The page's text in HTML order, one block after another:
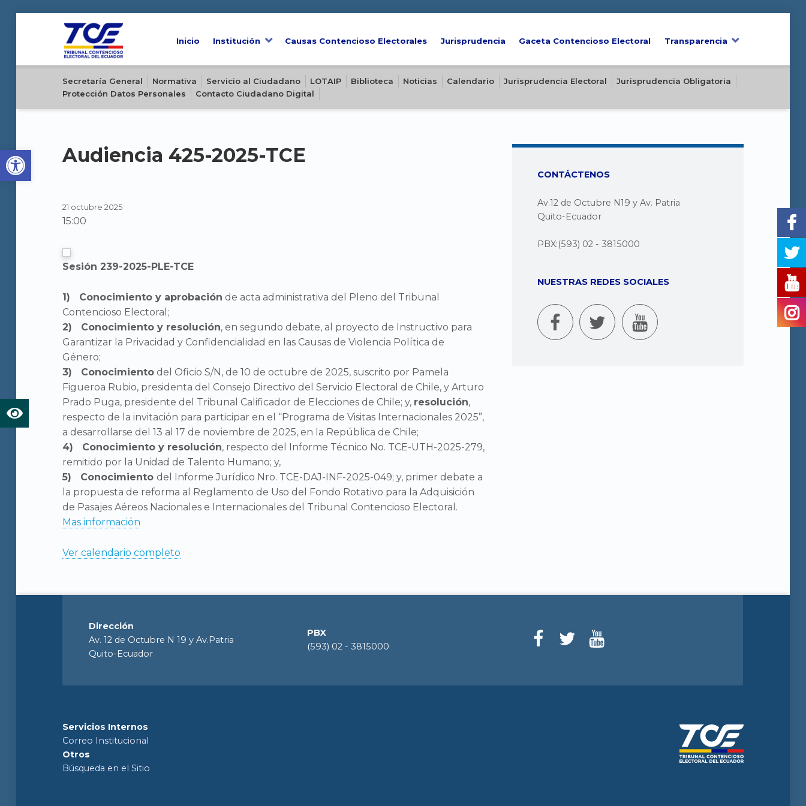
Open toolbar
Inicio Institución Causas Contencioso Electorales Jurisprudencia Gaceta Contencioso Electoral Transparencia
Secretaría General Normativa Servicio al Ciudadano LOTAIP Biblioteca Noticias Calendario Jurisprudencia Electoral
Jurisprudencia Obligatoria
Protección Datos Personales
Contacto Ciudadano Digital
Audiencia 425-2025-TCE
21 octubre 2025
15:00
Sesión 239-2025-PLE-TCE
Conocimiento y aprobación de acta administrativa del Pleno del Tribunal
Contencioso Electoral;
Conocimiento y resolución, en segundo debate, al proyecto de Instructivo para
Garantizar la Privacidad y Confidencialidad en las Causas de Violencia Política de
Género;
Conocimiento del Oficio S/N, de 10 de octubre de 2025, suscrito por Pamela
Figueroa Rubio, presidenta del Consejo Directivo del Servicio Electoral de Chile, y Arturo
Prado Puga, presidente del Tribunal Calificador de Elecciones de Chile; y, resolución,
respecto de la invitación para participar en el “Programa de Visitas Internacionales 2025”,
a desarrollarse del 13 al 17 de noviembre de 2025, en la República de Chile;
Conocimiento y resolución, respecto del Informe Técnico No. TCE-UTH-2025-279,
remitido por la Unidad de Talento Humano; y,
Conocimientodel Informe Jurídico Nro. TCE-DAJ-INF-2025-049; y, primer debate a
la propuesta de reforma al Reglamento de Uso del Fondo Rotativo para la Adquisición
de Pasajes Aéreos Nacionales e Internacionales del Tribunal Contencioso Electoral.
Mas información
Ver calendario completo
CONTÁCTENOS
Av.12 de Octubre N19 y Av. Patria
Quito-Ecuador
PBX:(593) 02 - 3815000
NUESTRAS REDES SOCIALES
Dirección
Av. 12 de Octubre N 19 y Av.Patria
Quito-Ecuador
PBX
(593) 02 - 3815000
Servicios Internos
Correo Institucional
Otros
Búsqueda en el Sitio